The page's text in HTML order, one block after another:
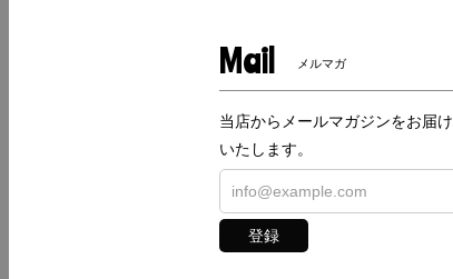
Mail メルマガ
当店からメールマガジンをお届け
いたします。
登録